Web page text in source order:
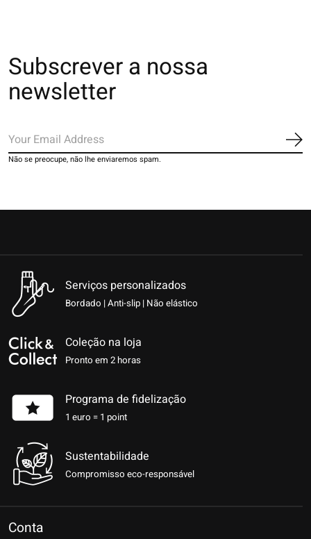
Subscrever a nossa
newsletter
Não se preocupe, não lhe enviaremos spam.
Serviços personalizados
Bordado | Anti-slip | Não elástico
Coleção na loja
Pronto em 2 horas
Programa de fidelização
1 euro = 1 point
Sustentabilidade
Compromisso eco-responsável
Conta